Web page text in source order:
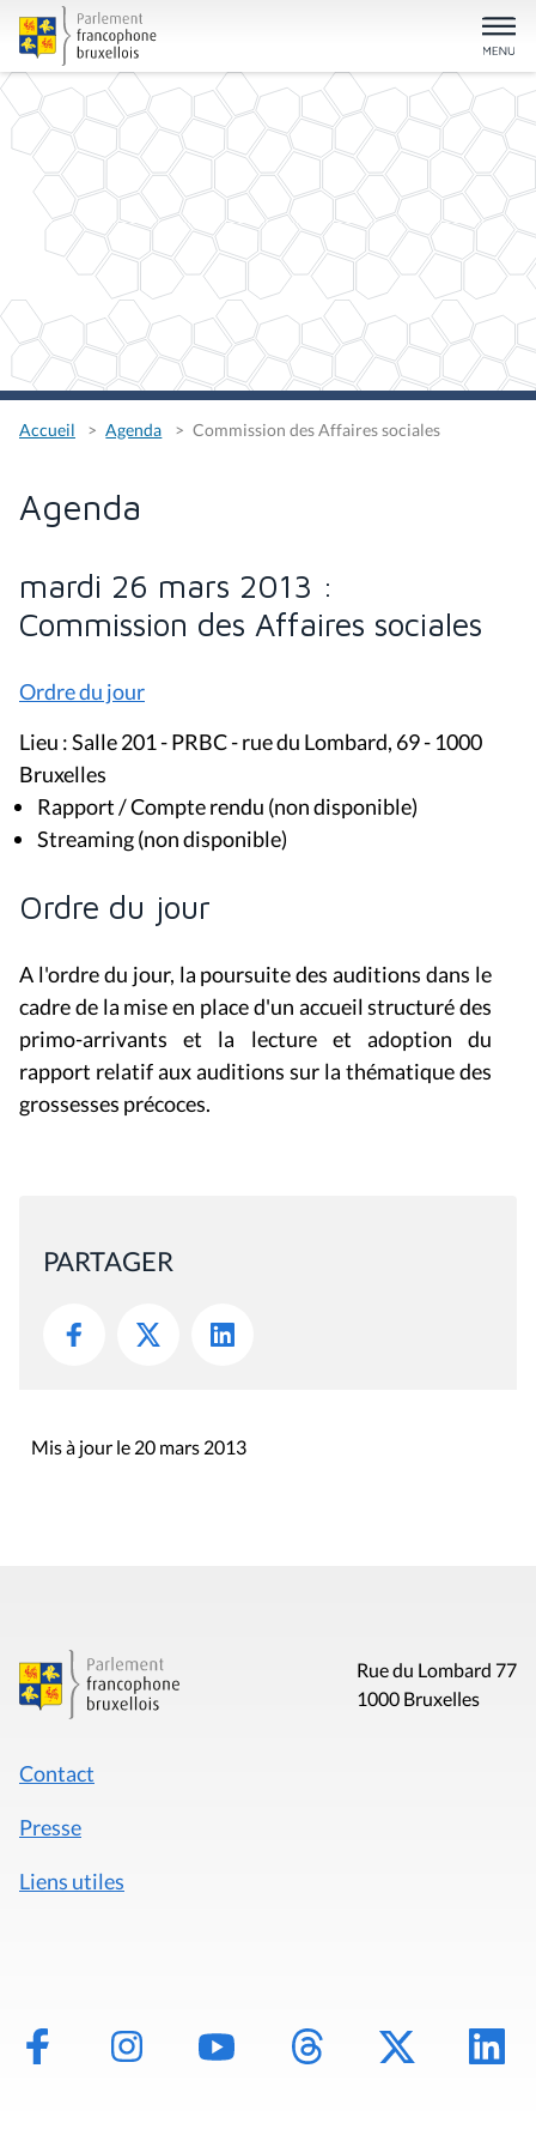
Accueil Agenda Commission des Affaires sociales
Agenda
mardi 26 mars 2013 :
Commission des Affaires sociales
Ordre du jour
Lieu : Salle 201 - PRBC - rue du Lombard, 69 - 1000
Bruxelles
Rapport / Compte rendu (non disponible)
Streaming (non disponible)
Ordre du jour
A l'ordre du jour, la poursuite des auditions dans le
cadre de la mise en place d'un accueil structuré des
primo-arrivants et la lecture et adoption du
rapport relatif aux auditions sur la thématique des
grossesses précoces.
PARTAGER
Mis à jour le 20 mars 2013
Rue du Lombard 77
1000 Bruxelles
Contact
Presse
Liens utiles